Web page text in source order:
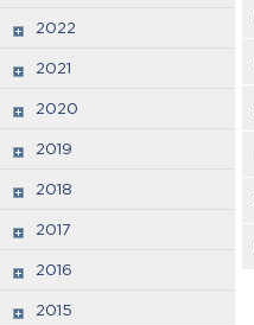
2022
2021
2020
2019
2018
2017
2016
2015